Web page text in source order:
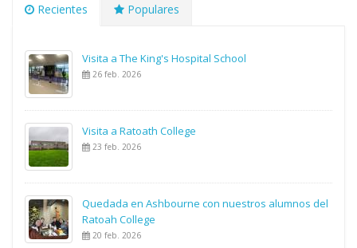
Recientes Populares
Visita a The King's Hospital School
26 feb. 2026
Visita a Ratoath College
23 feb. 2026
Quedada en Ashbourne con nuestros alumnos del
Ratoah College
20 feb. 2026